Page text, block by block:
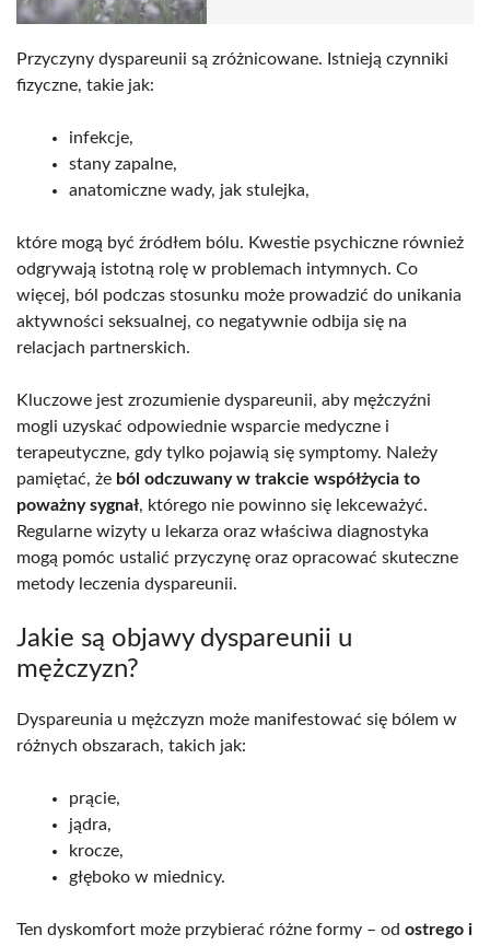
Przyczyny dyspareunii są zróżnicowane. Istnieją czynniki
fizyczne, takie jak:
infekcje,
stany zapalne,
anatomiczne wady, jak stulejka,
które mogą być źródłem bólu. Kwestie psychiczne również
odgrywają istotną rolę w problemach intymnych. Co
więcej, ból podczas stosunku może prowadzić do unikania
aktywności seksualnej, co negatywnie odbija się na
relacjach partnerskich.
Kluczowe jest zrozumienie dyspareunii, aby mężczyźni
mogli uzyskać odpowiednie wsparcie medyczne i
terapeutyczne, gdy tylko pojawią się symptomy. Należy
pamiętać, że ból odczuwany w trakcie współżycia to
poważny sygnał, którego nie powinno się lekceważyć.
Regularne wizyty u lekarza oraz właściwa diagnostyka
mogą pomóc ustalić przyczynę oraz opracować skuteczne
metody leczenia dyspareunii.
Jakie są objawy dyspareunii u
mężczyzn?
Dyspareunia u mężczyzn może manifestować się bólem w
różnych obszarach, takich jak:
prącie,
jądra,
krocze,
głęboko w miednicy.
Ten dyskomfort może przybierać różne formy – od ostrego i